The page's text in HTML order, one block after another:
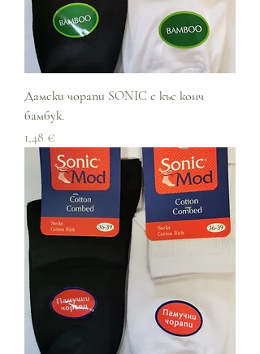
Дамски чорапи SONIC с къс конч
бамбук.
Цена
1,48 €